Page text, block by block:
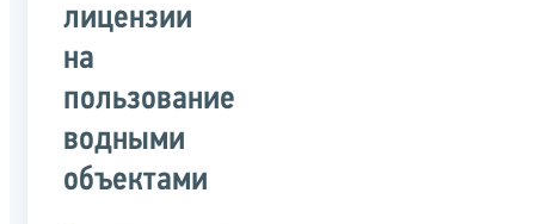
лицензии
на
пользование
водными
объектами